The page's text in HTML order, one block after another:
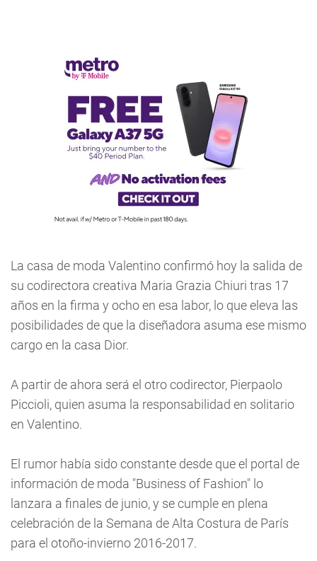
La casa de moda Valentino confirmó hoy la salida de
su codirectora creativa Maria Grazia Chiuri tras 17
años en la firma y ocho en esa labor, lo que eleva las
posibilidades de que la diseñadora asuma ese mismo
cargo en la casa Dior.
A partir de ahora será el otro codirector, Pierpaolo
Piccioli, quien asuma la responsabilidad en solitario
en Valentino.
El rumor había sido constante desde que el portal de
información de moda "Business of Fashion" lo
lanzara a finales de junio, y se cumple en plena
celebración de la Semana de Alta Costura de París
para el otoño-invierno 2016-2017.